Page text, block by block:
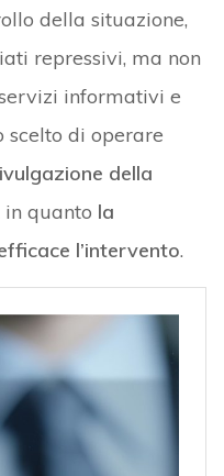
della situazione,
repressivi, ma non
informativi e
scelto di operare
della
in quanto la
l’intervento.